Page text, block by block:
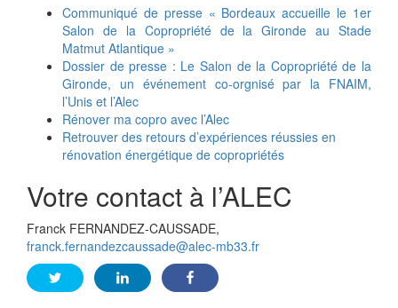
Communiqué de presse « Bordeaux accueille le 1er
Salon de la Copropriété de la Gironde au Stade
Matmut Atlantique »
Dossier de presse : Le Salon de la Copropriété de la
Gironde, un événement co-orgnisé par la FNAIM,
l’Unis et l’Alec
Rénover ma copro avec l’Alec
Retrouver des retours d’expériences réussies en
rénovation énergétique de copropriétés
Votre contact à l’ALEC
Franck FERNANDEZ-CAUSSADE,
franck.fernandezcaussade@alec-mb33.fr